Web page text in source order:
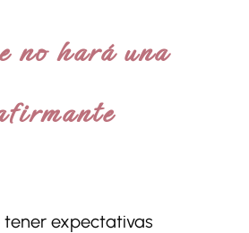
no hará una
expectativas